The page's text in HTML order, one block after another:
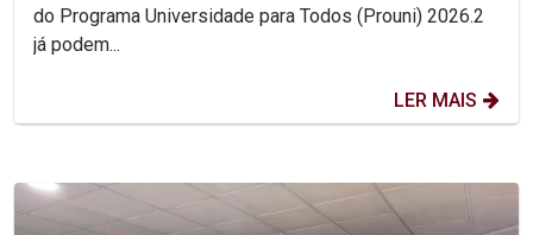
do Programa Universidade para Todos (Prouni) 2026.2
já podem...
LER MAIS